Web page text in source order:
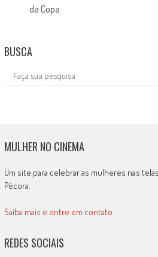
da Copa
BUSCA
MULHER NO CINEMA
Um site para celebrar as mulheres nas
Pécora.
Saiba mais e entre em contato
REDES SOCIAIS